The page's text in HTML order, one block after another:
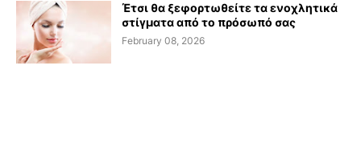
Έτσι θα ξεφορτωθείτε τα ενοχλητικά
στίγματα από το πρόσωπό σας
February 08, 2026